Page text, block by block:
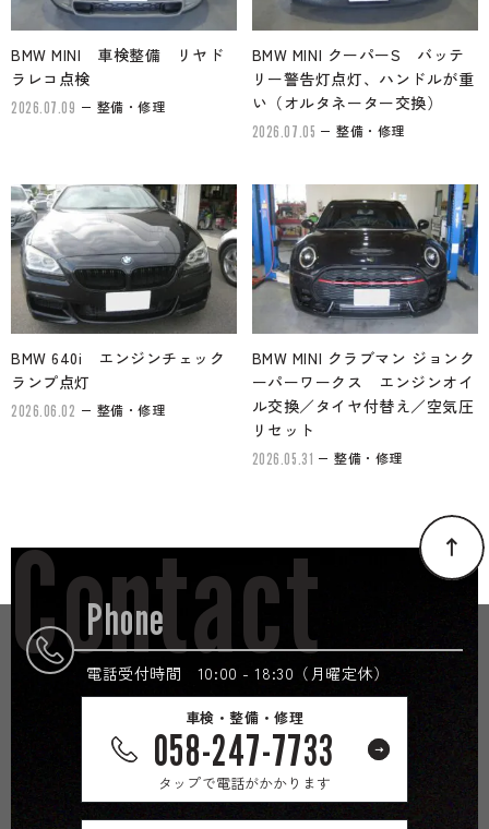
BMW MINI 車検整備 リヤド
ラレコ点検
2026.07.09 整備・修理
BMW MINI クーパーS バッテ
リー警告灯点灯、ハンドルが重
い（オルタネーター交換）
2026.07.05 整備・修理
BMW 640i エンジンチェック
ランプ点灯
2026.06.02 整備・修理
BMW MINI クラブマン ジョンク
ーパーワークス エンジンオイ
ル交換／タイヤ付替え／空気圧
リセット
2026.05.31 整備・修理
Phone
電話受付時間 10:00 - 18:30（月曜定休）
車検・整備・修理
058-247-7733
タップで電話がかかります
Contact